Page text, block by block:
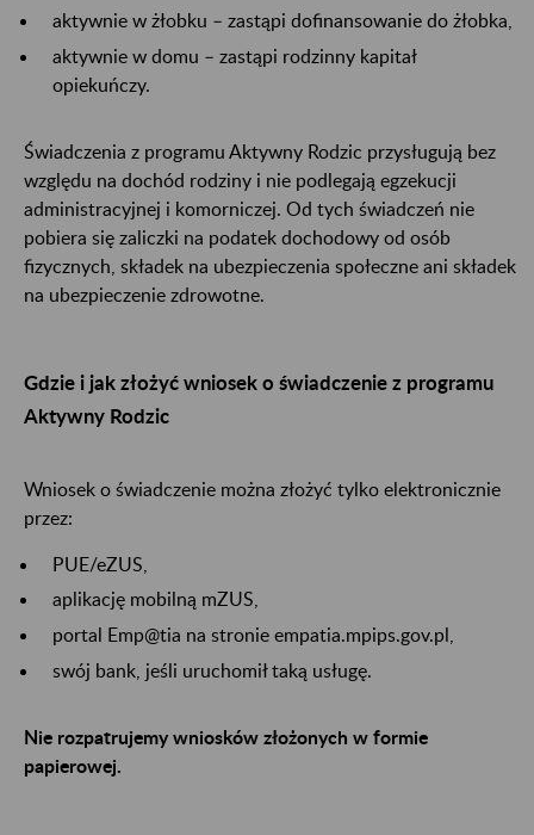
aktywnie w żłobku – zastąpi dofinansowanie do żłobka,
aktywnie w domu – zastąpi rodzinny kapitał
opiekuńczy.
Świadczenia z programu Aktywny Rodzic przysługują bez
względu na dochód rodziny i nie podlegają egzekucji
administracyjnej i komorniczej. Od tych świadczeń nie
pobiera się zaliczki na podatek dochodowy od osób
fizycznych, składek na ubezpieczenia społeczne ani składek
na ubezpieczenie zdrowotne.
Gdzie i jak złożyć wniosek o świadczenie z programu
Aktywny Rodzic
Wniosek o świadczenie można złożyć tylko elektronicznie
przez:
PUE/eZUS,
aplikację mobilną mZUS,
portal Emp@tia na stronie empatia.mpips.gov.pl,
swój bank, jeśli uruchomił taką usługę.
Nie rozpatrujemy wniosków złożonych w formie
papierowej.